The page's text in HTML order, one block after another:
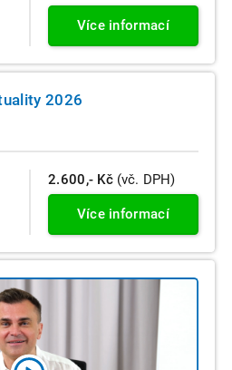
Více informací
2026
2.600,- Kč (vč. DPH)
Více informací